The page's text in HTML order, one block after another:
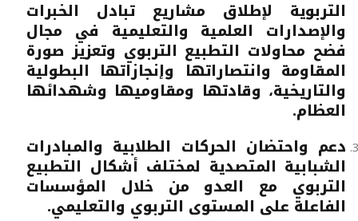
التربوية لإطلاق مشاريع تبادل الخبرات
والإصدارات العلمية والتعليمية في مجال
فضح محاولات التطبيع التربوي وتعزيز صورة
المقاومة وانتصاراتها وإنجازاتها البطولية
والتاريخية، وقادتها ومقاوميها وشهدائها
العظام.
دعم واحتضان الحركات الطلابية والمبادرات
الشبابية المتصدية لمختلف أشكال التطبيع
التربوي مع العدو من خلال المؤسسات
الفاعلة على المستوى التربوي والتعليمي.